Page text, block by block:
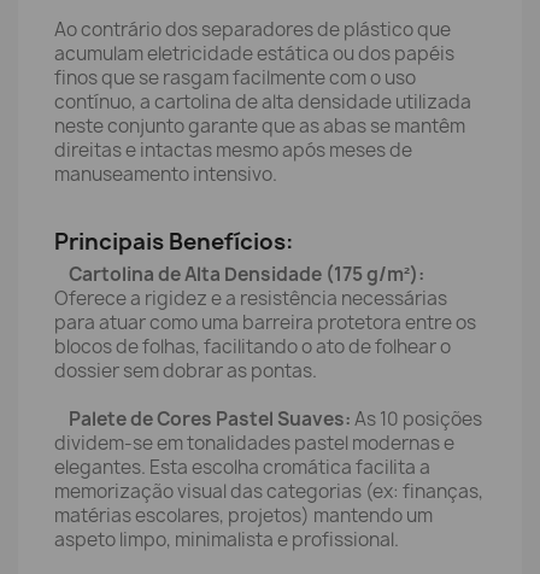
Ao contrário dos separadores de plástico que
acumulam eletricidade estática ou dos papéis
finos que se rasgam facilmente com o uso
contínuo, a cartolina de alta densidade utilizada
neste conjunto garante que as abas se mantêm
direitas e intactas mesmo após meses de
manuseamento intensivo.
Principais Benefícios:
Cartolina de Alta Densidade (175 g/m²):
Oferece a rigidez e a resistência necessárias
para atuar como uma barreira protetora entre os
blocos de folhas, facilitando o ato de folhear o
dossier sem dobrar as pontas.
Palete de Cores Pastel Suaves:As 10 posições
dividem-se em tonalidades pastel modernas e
elegantes. Esta escolha cromática facilita a
memorização visual das categorias (ex: finanças,
matérias escolares, projetos) mantendo um
aspeto limpo, minimalista e profissional.